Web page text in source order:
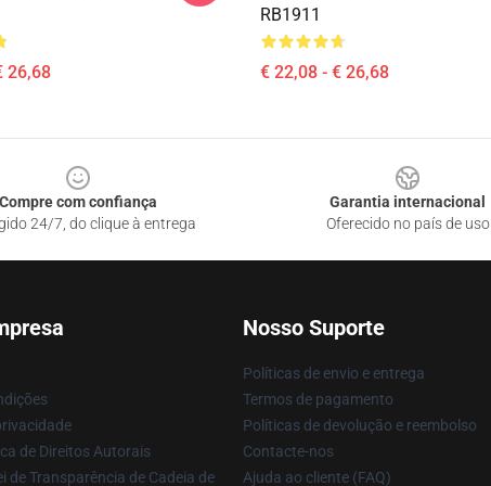
26,68
RB1911
€ 22,08 - € 26,68
Compre com confiança
24/7, do clique à entrega
Garantia internacional
Oferecido no país de uso
de Direitos Autorais
de Transparência de Cadeia de
Nosso Suporte
Políticas de envio e entrega
Termos de pagamento
Políticas de devolução e reembolso
Contacte-nos
Ajuda ao cliente (FAQ)